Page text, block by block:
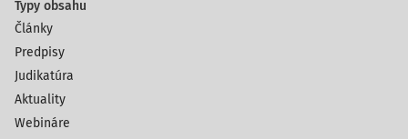
Typy obsahu
Články
Predpisy
Judikatúra
Aktuality
Webináre